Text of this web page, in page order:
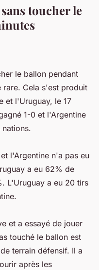
toucher le
le ballon pendant
rare. Cela s'est produit
et l'Uruguay, le 17
1-0 et l'Argentine
l'Argentine n'a pas eu
a eu 62% de
L'Uruguay a eu 20 tirs
et a essayé de jouer
touché le ballon est
terrain défensif. Il a
après les